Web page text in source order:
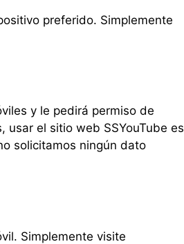
preferido. Simplemente
y le pedirá permiso de
usar el sitio web SSYouTube es
solicitamos ningún dato
Simplemente visite